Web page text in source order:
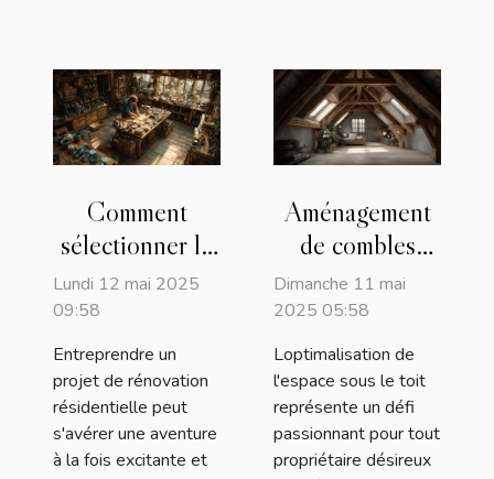
Comment
sélectionner le
meilleur artisan
pour votre
projet de
rénovation
Lundi 12 mai 2025
09:58
Entreprendre un
projet de rénovation
résidentielle peut
s'avérer une aventure
à la fois excitante et
Aménagement
de combles
perdus les
étapes clés pour
optimiser
l'espace sous
toit
Dimanche 11 mai
2025 05:58
Loptimalisation de
l'espace sous le toit
représente un défi
passionnant pour tout
propriétaire désireux